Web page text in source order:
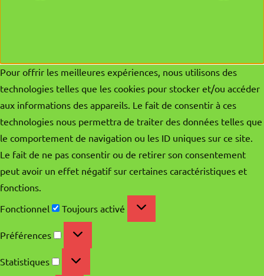
Pour offrir les meilleures expériences, nous utilisons des
technologies telles que les cookies pour stocker et/ou accéder
aux informations des appareils. Le fait de consentir à ces
technologies nous permettra de traiter des données telles que
le comportement de navigation ou les ID uniques sur ce site.
Le fait de ne pas consentir ou de retirer son consentement
peut avoir un effet négatif sur certaines caractéristiques et
fonctions.
Fonctionnel
Fonctionnel
Toujours activé
Préférences Préférences
Statistiques Statistiques